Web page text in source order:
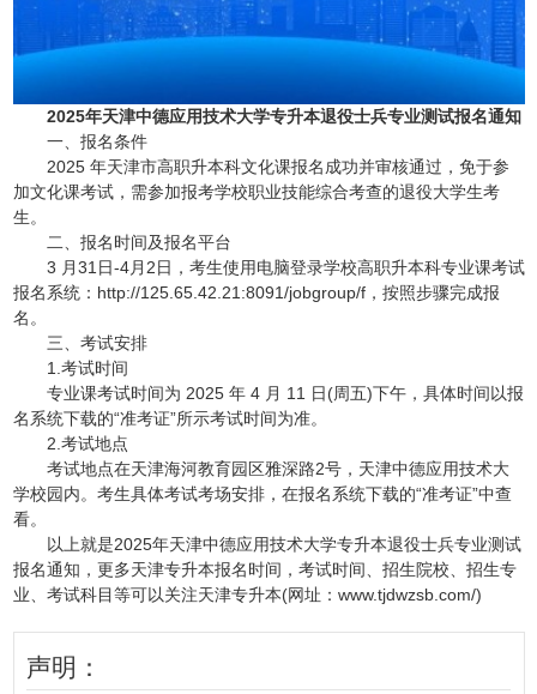
2025年天津中德应用技术大学专升本退役士兵专业测试报名通知
一、报名条件
2025 年天津市高职升本科文化课报名成功并审核通过，免于参
加文化课考试，需参加报考学校职业技能综合考查的退役大学生考
生。
二、报名时间及报名平台
3 月31日-4月2日，考生使用电脑登录学校高职升本科专业课考试
报名系统：http://125.65.42.21:8091/jobgroup/f，按照步骤完成报
名。
三、考试安排
1.考试时间
专业课考试时间为 2025 年 4 月 11 日(周五)下午，具体时间以报
名系统下载的“准考证”所示考试时间为准。
2.考试地点
考试地点在天津海河教育园区雅深路2号，天津中德应用技术大
学校园内。考生具体考试考场安排，在报名系统下载的“准考证”中查
看。
以上就是2025年天津中德应用技术大学专升本退役士兵专业测试
报名通知，更多天津专升本报名时间，考试时间、招生院校、招生专
业、考试科目等可以关注天津专升本(网址：www.tjdwzsb.com/)
声明：